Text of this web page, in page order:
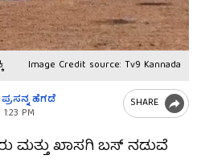
Image Credit source: Tv9 Kannada
ಪ್ರಸನ್ನ ಹೆಗಡೆ
PM
SHARE
ಮತ್ತು ಖಾಸಗಿ ಬಸ್​​ ನಡುವೆ